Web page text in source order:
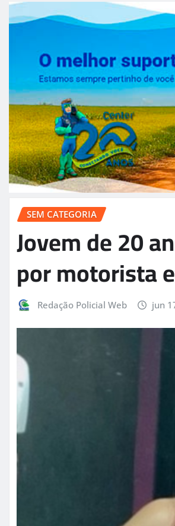
SEM CATEGORIA
Jovem de 20
por motorista
Redação Policial Web jun